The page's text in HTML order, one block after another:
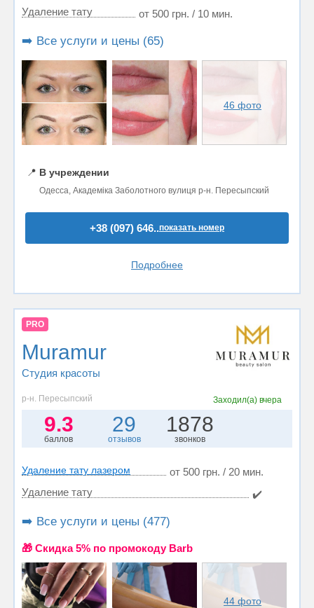
Удаление тату от 500 грн. / 10 мин.
➡️ Все услуги и цены (65)
46 фото
📍 В учреждении
Одесса, Академіка Заболотного вулиця р-н. Пересыпский
+38 (097) 646..показать номер
Подробнее
PRO
Muramur
Студия красоты
р-н. Пересыпский Заходил(а) вчера
9.3
баллов
29
отзывов
1878
звонков
Удаление тату лазером
от 500 грн. / 20 мин.
Удаление тату
✔️
➡️ Все услуги и цены (477)
🎁 Cкидка 5% по промокоду Barb
44 фото